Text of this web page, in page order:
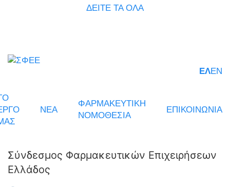
ΔΕΙΤΕ ΤΑ ΟΛΑ
ΕΛEN
ΝΕΑ
ΦΑΡΜΑΚΕΥΤΙΚΗ
ΝΟΜΟΘΕΣΙΑ
ΕΠΙΚΟΙΝΩΝΙΑ
Σύνδεσμος Φαρμακευτικών Επιχειρήσεων
Ελλάδος